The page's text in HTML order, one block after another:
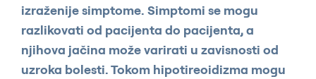
izraženije simptome. Simptomi se mogu
razlikovati od pacijenta do pacijenta, a
njihova jačina može varirati u zavisnosti od
uzroka bolesti. Tokom hipotireoidizma mogu